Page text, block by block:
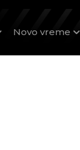
Novo vreme